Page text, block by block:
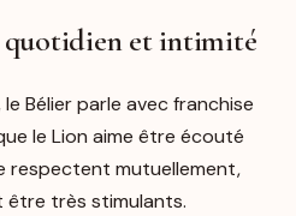
et intimité
Bélier parle avec franchise
le Lion aime être écouté
respectent mutuellement,
être très stimulants.